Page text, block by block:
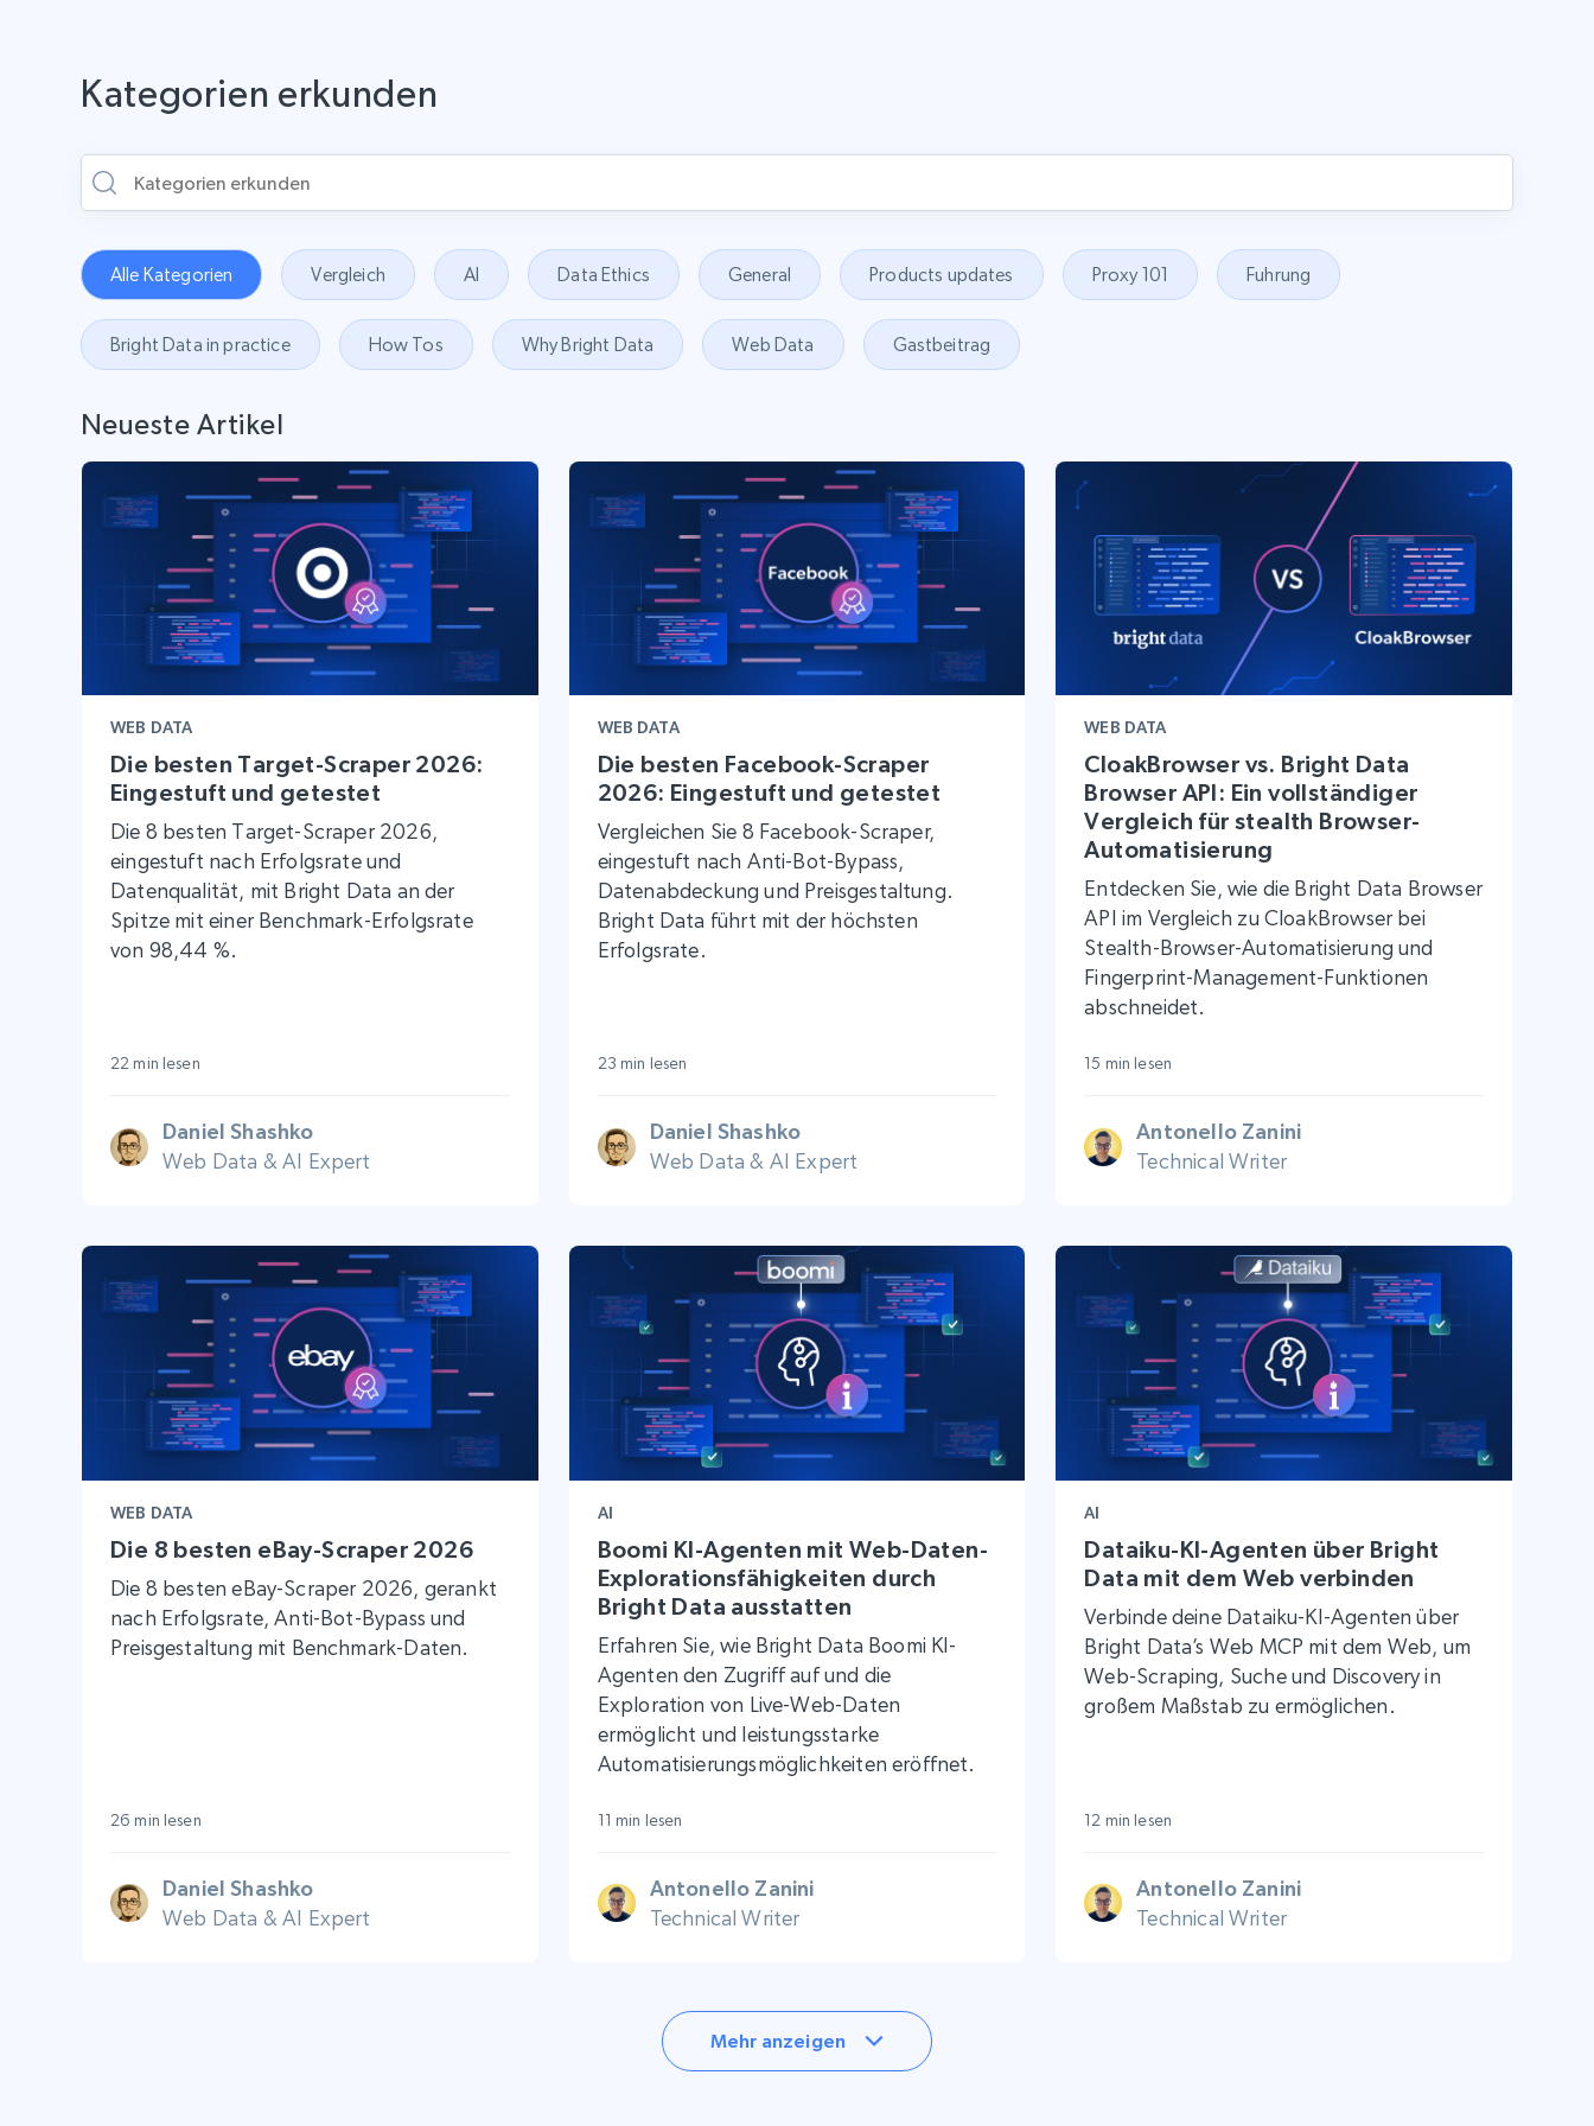
Kategorien erkunden
Alle Kategorien Vergleich AI Data Ethics General Products updates Proxy 101 Fuhrung
Bright Data in practice How Tos Why Bright Data Web Data Gastbeitrag
Neueste Artikel
WEB DATA
Die besten Target-Scraper 2026:
Eingestuft und getestet
Die 8 besten Target-Scraper 2026,
eingestuft nach Erfolgsrate und
Datenqualität, mit Bright Data an der
Spitze mit einer Benchmark-Erfolgsrate
von 98,44 %.
22 min lesen
Daniel Shashko
Web Data & AI Expert
WEB DATA
Die besten Facebook-Scraper
2026: Eingestuft und getestet
Vergleichen Sie 8 Facebook-Scraper,
eingestuft nach Anti-Bot-Bypass,
Datenabdeckung und Preisgestaltung.
Bright Data führt mit der höchsten
Erfolgsrate.
23 min lesen
Daniel Shashko
Web Data & AI Expert
WEB DATA
CloakBrowser vs. Bright Data
Browser API: Ein vollständiger
Vergleich für stealth Browser-
Automatisierung
Entdecken Sie, wie die Bright Data Browser
API im Vergleich zu CloakBrowser bei
Stealth-Browser-Automatisierung und
Fingerprint-Management-Funktionen
abschneidet.
15 min lesen
Antonello Zanini
Technical Writer
WEB DATA
Die 8 besten eBay-Scraper 2026
Die 8 besten eBay-Scraper 2026, gerankt
nach Erfolgsrate, Anti-Bot-Bypass und
Preisgestaltung mit Benchmark-Daten.
26 min lesen
Daniel Shashko
Web Data & AI Expert
AI
Boomi KI-Agenten mit Web-Daten-
Explorationsfähigkeiten durch
Bright Data ausstatten
Erfahren Sie, wie Bright Data Boomi KI-
Agenten den Zugriff auf und die
Exploration von Live-Web-Daten
ermöglicht und leistungsstarke
Automatisierungsmöglichkeiten eröffnet.
11 min lesen
Antonello Zanini
Technical Writer
AI
Dataiku-KI-Agenten über Bright
Data mit dem Web verbinden
Verbinde deine Dataiku-KI-Agenten über
Bright Data’s Web MCP mit dem Web, um
Web-Scraping, Suche und Discovery in
großem Maßstab zu ermöglichen.
12 min lesen
Antonello Zanini
Technical Writer
Mehr anzeigen